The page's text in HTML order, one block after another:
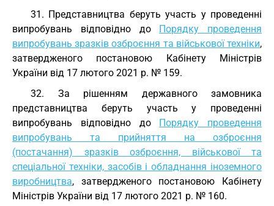
31. Представництва беруть участь у проведенні
випробувань відповідно до Порядку проведення
випробувань зразків озброєння та військової техніки,
затвердженого постановою Кабінету Міністрів
України від 17 лютого 2021 р. № 159.
32. За рішенням державного замовника
представництва беруть участь у проведенні
випробувань відповідно до Порядку проведення
випробувань та прийняття на озброєння
(постачання) зразків озброєння, військової та
спеціальної техніки, засобів і обладнання іноземного
виробництва, затвердженого постановою Кабінету
Міністрів України від 17 лютого 2021 р. № 160.